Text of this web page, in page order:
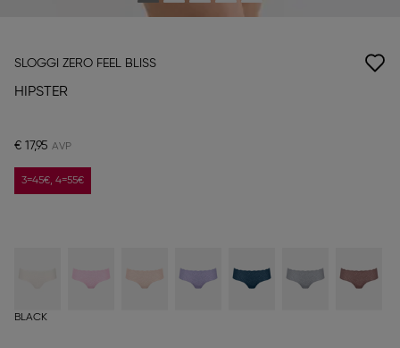
SLOGGI ZERO FEEL BLISS
HIPSTER
€ 17,95
3=45€, 4=55€
BLACK